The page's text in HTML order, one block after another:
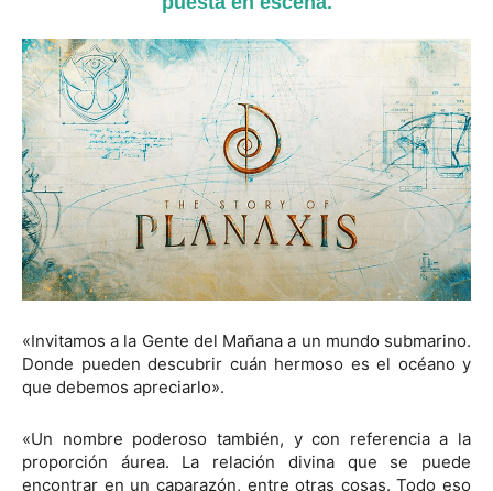
«Invitamos a la Gente del Mañana a un mundo submarino.
Donde pueden descubrir cuán hermoso es el océano y
que debemos apreciarlo».
«Un nombre poderoso también, y con referencia a la
proporción áurea. La relación divina que se puede
encontrar en un caparazón, entre otras cosas. Todo eso